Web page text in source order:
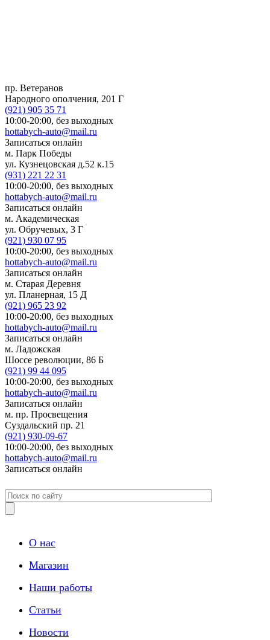
пр. Ветеранов
Народного ополчения, 201 Г
(921) 905 35 71
10:00-20:00, без выходных
hottabych-auto@mail.ru
Записаться онлайн
м. Парк Победы
ул. Кузнецовская д.52 к.15
(931) 221 22 31
10:00-20:00, без выходных
hottabych-auto@mail.ru
Записаться онлайн
м. Академическая
ул. Обручевых, 3 Г
(921) 930 07 95
10:00-20:00, без выходных
hottabych-auto@mail.ru
Записаться онлайн
м. Старая Деревня
ул. Планерная, 15 Д
(921) 965 23 92
10:00-20:00, без выходных
hottabych-auto@mail.ru
Записаться онлайн
м. Ладожская
Шоссе революции, 86 Б
(921) 99 44 095
10:00-20:00, без выходных
hottabych-auto@mail.ru
Записаться онлайн
м. пр. Просвещения
Суздальский пр. 21
(921) 930-09-67
10:00-20:00, без выходных
hottabych-auto@mail.ru
Записаться онлайн
О нас
Магазин
Наши работы
Статьи
Новости